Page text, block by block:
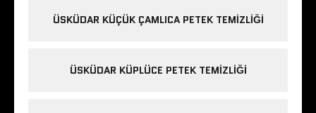
ÜSKÜDAR KÜÇÜK ÇAMLICA PETEK TEMIZLIĞI
ÜSKÜDAR KÜPLÜCE PETEK TEMIZLIĞI